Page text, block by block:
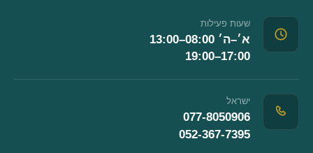
שעות פעילות
א׳–ה׳ 08:00–13:00
17:00–19:00
ישראל
077-8050906
052-367-7395